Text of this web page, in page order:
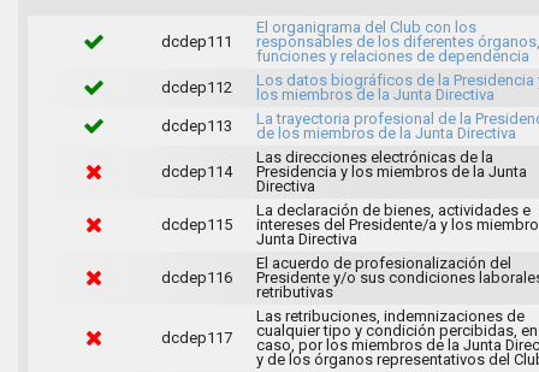
dcdep111
El organigrama del Club con los
responsables de los diferentes
funciones y relaciones de dependencia
dcdep112
Los datos biográficos de la Presidencia
los miembros de la Junta Directiva
dcdep113
La trayectoria profesional de la
de los miembros de la Junta Directiva
dcdep114
Las direcciones electrónicas de la
Presidencia y los miembros de la Junta
Directiva
dcdep115
La declaración de bienes, actividades e
intereses del Presidente/a y los
Junta Directiva
dcdep116
El acuerdo de profesionalización del
Presidente y/o sus condiciones
retributivas
dcdep117
Las retribuciones, indemnizaciones de
cualquier tipo y condición percibidas,
caso, por los miembros de la Junta
y de los órganos representativos del